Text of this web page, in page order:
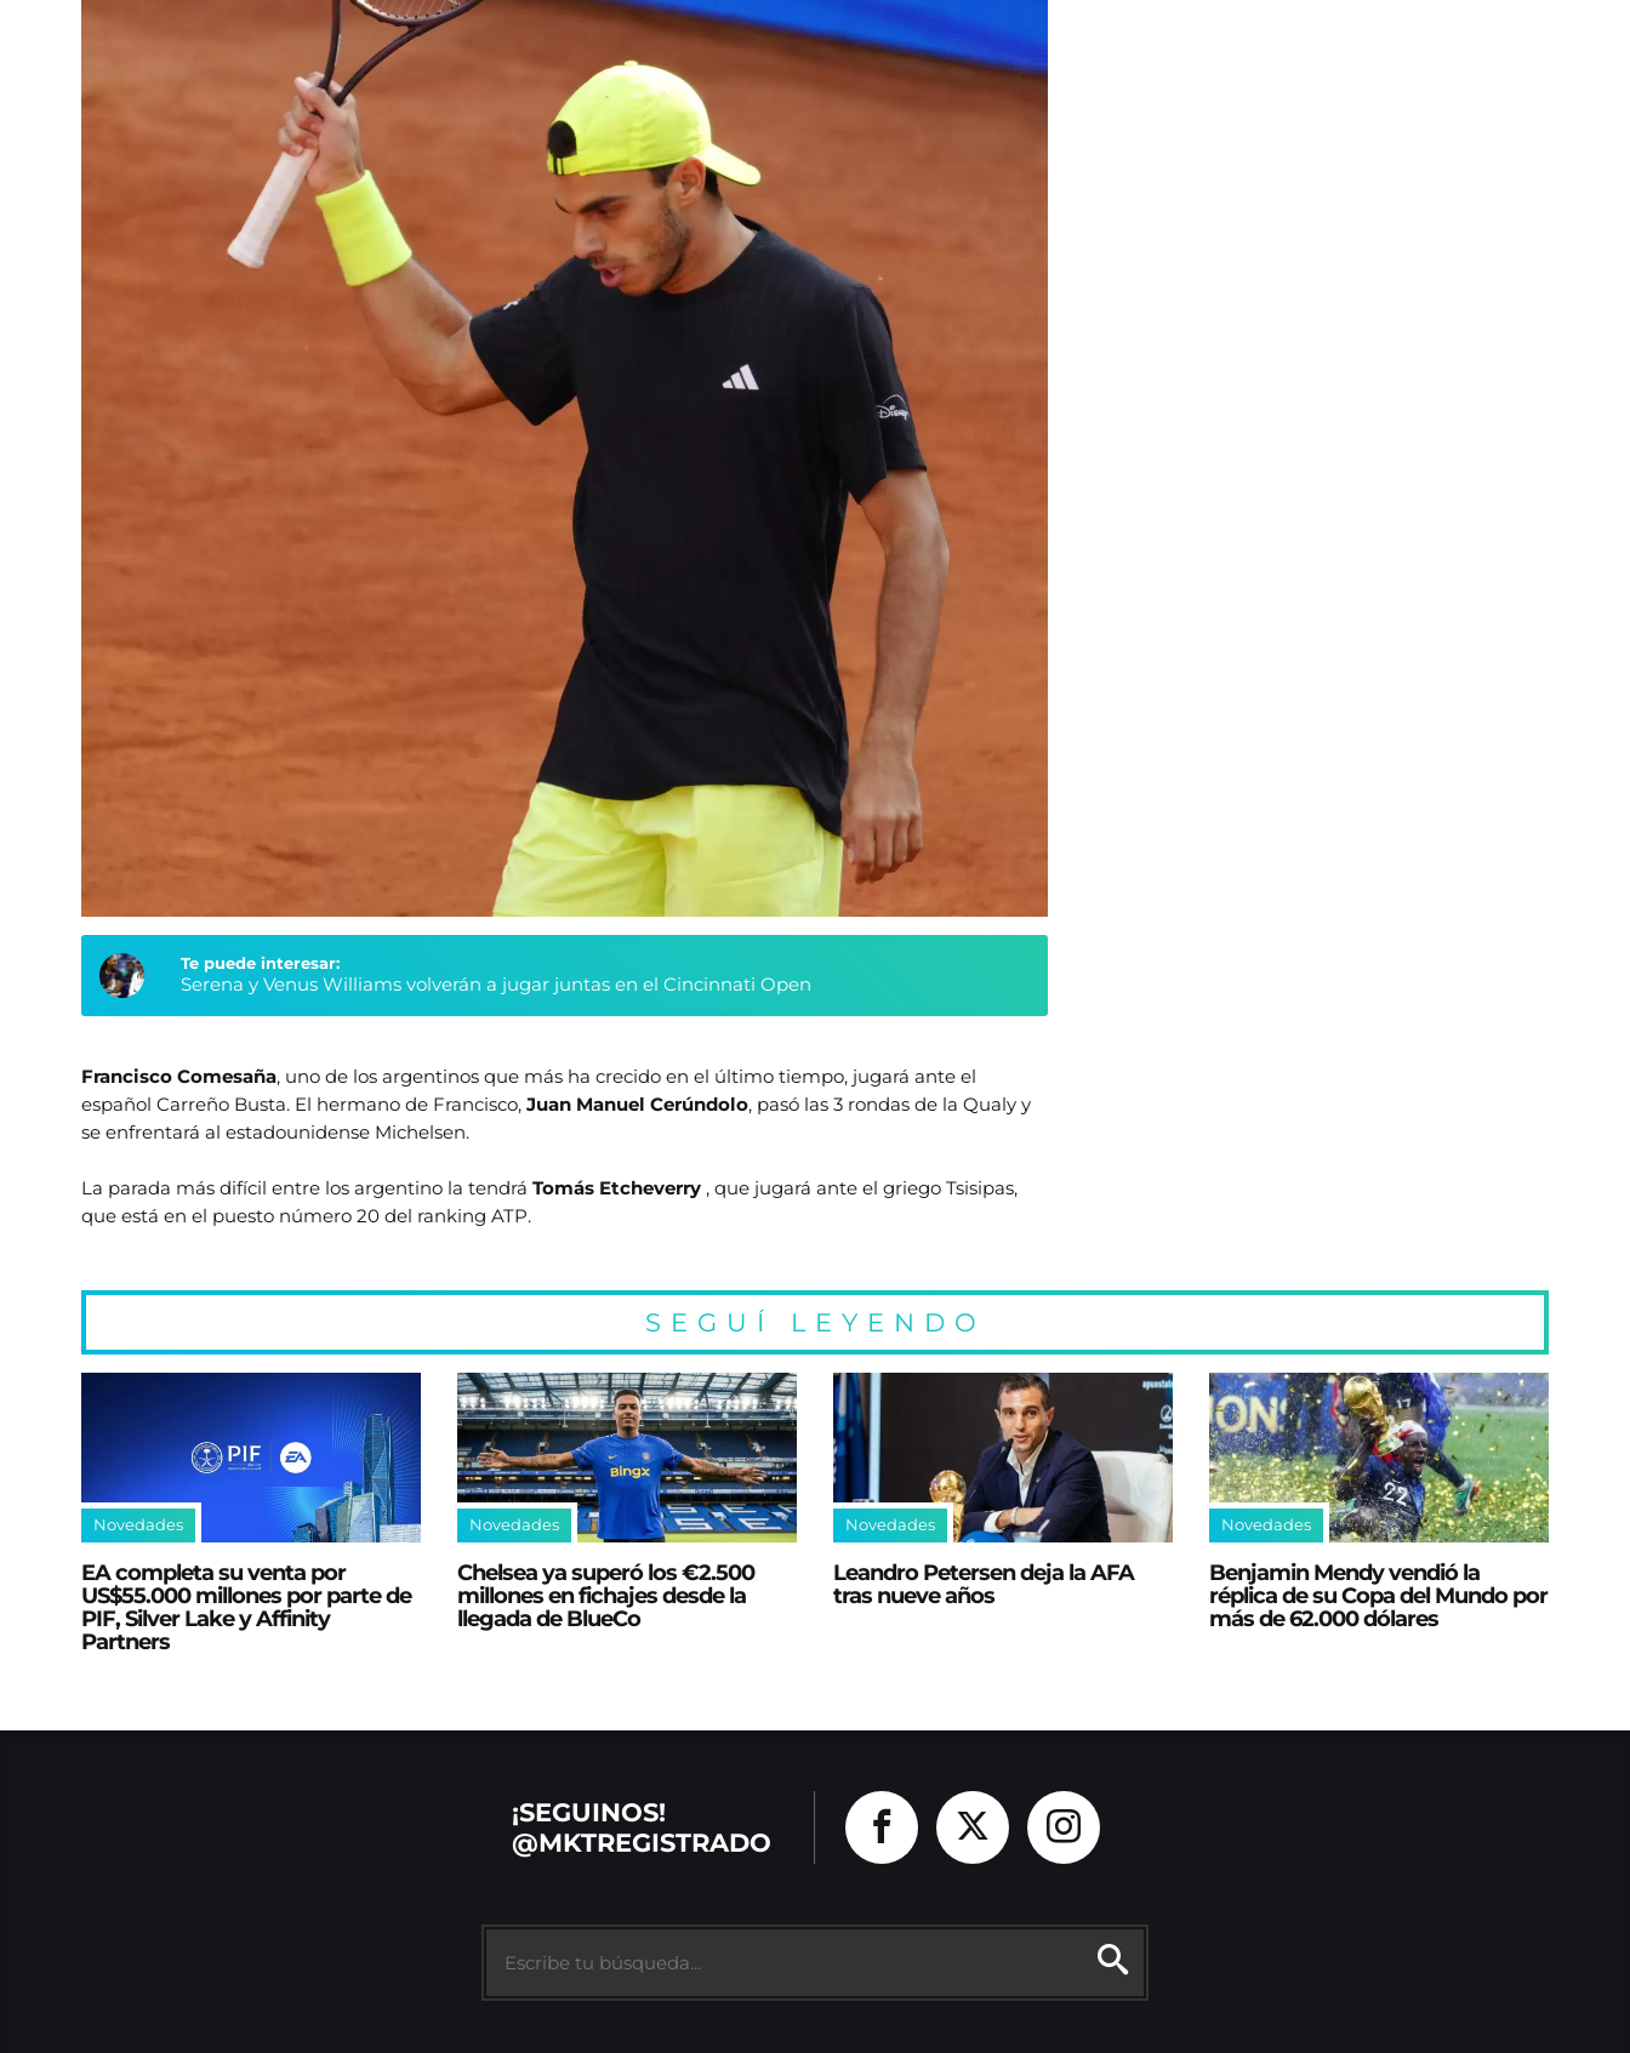
Te puede interesar:
Serena y Venus Williams volverán a jugar juntas en el Cincinnati Open
Francisco Comesaña, uno de los argentinos que más ha crecido en el último tiempo, jugará ante el
español Carreño Busta. El hermano de Francisco,Juan Manuel Cerúndolo, pasó las 3 rondas de la Qualy y
se enfrentará al estadounidense Michelsen.
La parada más difícil entre los argentino la tendráTomás Etcheverry , que jugará ante el griego Tsisipas,
que está en el puesto número 20 del ranking ATP.
SEGUÍ LEYENDO
Novedades
EA completa su venta por
US$55.000 millones por parte de
PIF, Silver Lake y Affinity
Partners
Novedades
Chelsea ya superó los €2.500
millones en fichajes desde la
llegada de BlueCo
Novedades
Leandro Petersen deja la AFA
tras nueve años
Novedades
Benjamin Mendy vendió la
réplica de su Copa del Mundo por
más de 62.000 dólares
¡SEGUINOS!
@MKTREGISTRADO